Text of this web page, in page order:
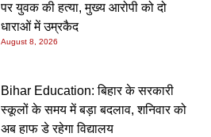
पर युवक की हत्या, मुख्य आरोपी को दो
धाराओं में उम्रकैद
August 8, 2026
Bihar Education: बिहार के सरकारी
स्कूलों के समय में बड़ा बदलाव, शनिवार को
अब हाफ डे रहेगा विद्यालय